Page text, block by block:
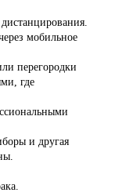
мобильное
перегородки
где
и другая